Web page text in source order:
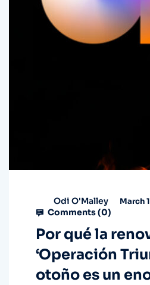
Odi O'Malley March
Comments (0)
Por qué la
‘Operación
otoño es un